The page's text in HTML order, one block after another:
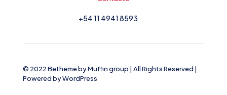
+54 11 4941 8593
© 2022 Betheme byMuffin group | All Rights Reserved |
Powered byWordPress